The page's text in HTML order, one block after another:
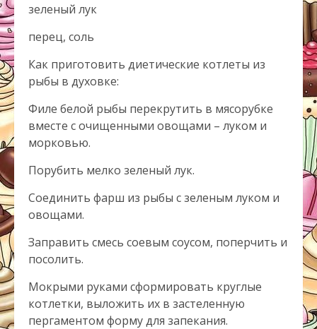
зеленый лук
перец, соль
Как приготовить диетические котлеты из
рыбы в духовке:
Филе белой рыбы перекрутить в мясорубке
вместе с очищенными овощами – луком и
морковью.
Порубить мелко зеленый лук.
Соединить фарш из рыбы с зеленым луком и
овощами.
Заправить смесь соевым соусом, поперчить и
посолить.
Мокрыми руками сформировать круглые
котлетки, выложить их в застеленную
пергаментом форму для запекания.